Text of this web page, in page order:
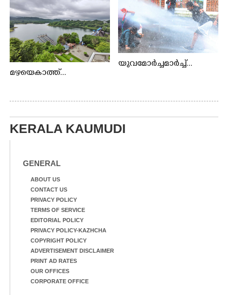
മഴയെകാത്ത്...
യുവമോർച്ചമാർച്ച്...
KERALA KAUMUDI
GENERAL
ABOUT US
CONTACT US
PRIVACY POLICY
TERMS OF SERVICE
EDITORIAL POLICY
PRIVACY POLICY-KAZHCHA
COPYRIGHT POLICY
ADVERTISEMENT DISCLAIMER
PRINT AD RATES
OUR OFFICES
CORPORATE OFFICE